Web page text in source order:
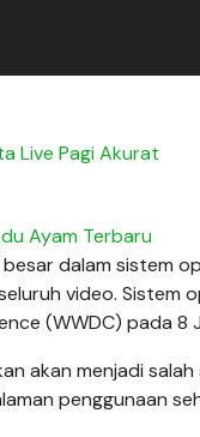
Live Pagi Akurat
Ayam Terbaru
dalam sistem
video. Sistem
(WWDC) pada 8
akan menjadi
penggunaan